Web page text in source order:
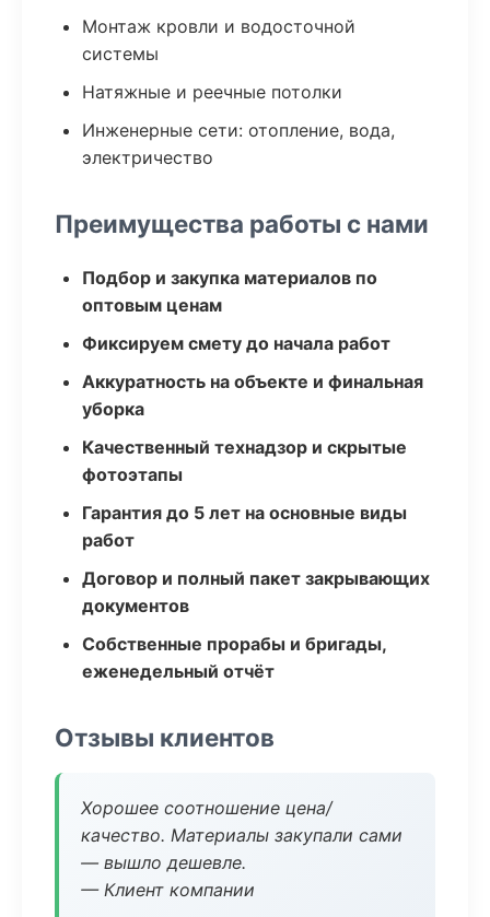
Монтаж кровли и водосточной
системы
Натяжные и реечные потолки
Инженерные сети: отопление, вода,
электричество
Преимущества работы с нами
Подбор и закупка материалов по
оптовым ценам
Фиксируем смету до начала работ
Аккуратность на объекте и финальная
уборка
Качественный технадзор и скрытые
фотоэтапы
Гарантия до 5 лет на основные виды
работ
Договор и полный пакет закрывающих
документов
Собственные прорабы и бригады,
еженедельный отчёт
Отзывы клиентов
Хорошее соотношение цена/
качество. Материалы закупали сами
— вышло дешевле.
— Клиент компании